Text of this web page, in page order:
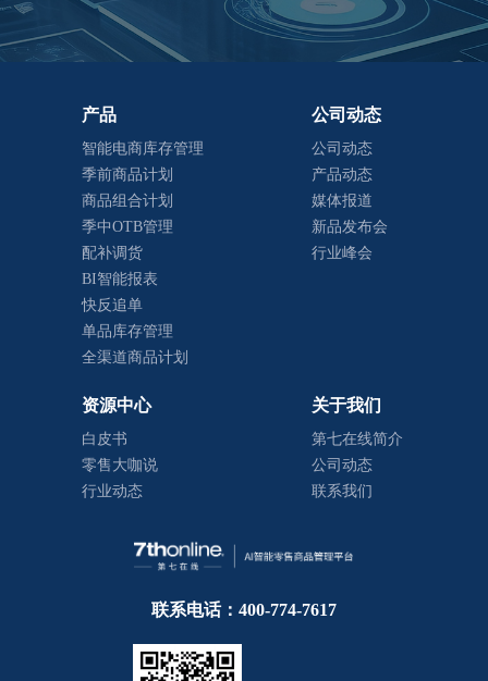
产品
智能电商库存管理
季前商品计划
商品组合计划
季中OTB管理
配补调货
BI智能报表
快反追单
单品库存管理
全渠道商品计划
公司动态
公司动态
产品动态
媒体报道
新品发布会
行业峰会
资源中心
白皮书
零售大咖说
行业动态
关于我们
第七在线简介
公司动态
联系我们
联系电话：400-774-7617